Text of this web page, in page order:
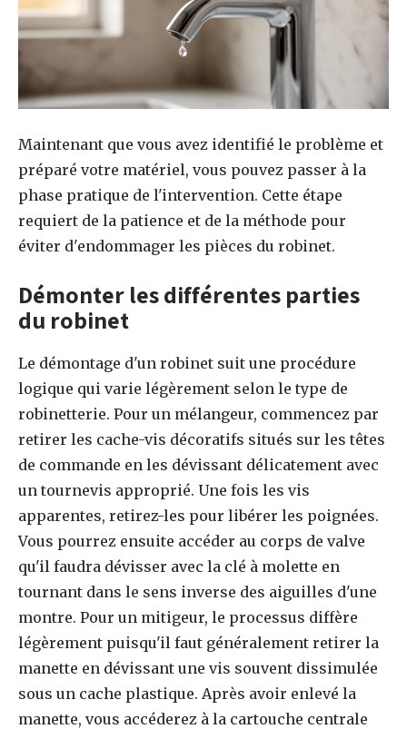
Maintenant que vous avez identifié le problème et
préparé votre matériel, vous pouvez passer à la
phase pratique de l'intervention. Cette étape
requiert de la patience et de la méthode pour
éviter d'endommager les pièces du robinet.
Démonter les différentes parties
du robinet
Le démontage d'un robinet suit une procédure
logique qui varie légèrement selon le type de
robinetterie. Pour un mélangeur, commencez par
retirer les cache-vis décoratifs situés sur les têtes
de commande en les dévissant délicatement avec
un tournevis approprié. Une fois les vis
apparentes, retirez-les pour libérer les poignées.
Vous pourrez ensuite accéder au corps de valve
qu'il faudra dévisser avec la clé à molette en
tournant dans le sens inverse des aiguilles d'une
montre. Pour un mitigeur, le processus diffère
légèrement puisqu'il faut généralement retirer la
manette en dévissant une vis souvent dissimulée
sous un cache plastique. Après avoir enlevé la
manette, vous accéderez à la cartouche centrale